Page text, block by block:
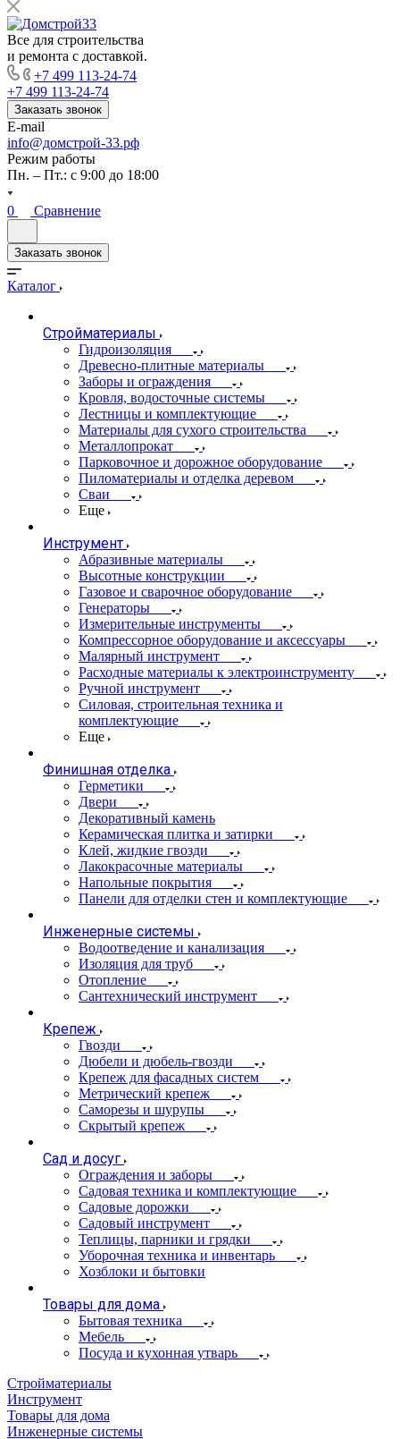
Все для строительства
и ремонта с доставкой.
+7 499 113-24-74
+7 499 113-24-74
Заказать звонок
E-mail
info@домстрой-33.рф
Режим работы
Пн. – Пт.: с 9:00 до 18:00
0 Сравнение
Заказать звонок
Каталог
Стройматериалы
Гидроизоляция
Древесно-плитные материалы
Заборы и ограждения
Кровля, водосточные системы
Лестницы и комплектующие
Материалы для сухого строительства
Металлопрокат
Парковочное и дорожное оборудование
Пиломатериалы и отделка деревом
Сваи
Еще
Инструмент
Абразивные материалы
Высотные конструкции
Газовое и сварочное оборудование
Генераторы
Измерительные инструменты
Компрессорное оборудование и аксессуары
Малярный инструмент
Расходные материалы к электроинструменту
Ручной инструмент
Силовая, строительная техника и
комплектующие
Еще
Финишная отделка
Герметики
Двери
Декоративный камень
Керамическая плитка и затирки
Клей, жидкие гвозди
Лакокрасочные материалы
Напольные покрытия
Панели для отделки стен и комплектующие
Инженерные системы
Водоотведение и канализация
Изоляция для труб
Отопление
Сантехнический инструмент
Крепеж
Гвозди
Дюбели и дюбель-гвозди
Крепеж для фасадных систем
Метрический крепеж
Саморезы и шурупы
Скрытый крепеж
Сад и досуг
Ограждения и заборы
Садовая техника и комплектующие
Садовые дорожки
Садовый инструмент
Теплицы, парники и грядки
Уборочная техника и инвентарь
Хозблоки и бытовки
Товары для дома
Бытовая техника
Мебель
Посуда и кухонная утварь
Стройматериалы
Инструмент
Товары для дома
Инженерные системы